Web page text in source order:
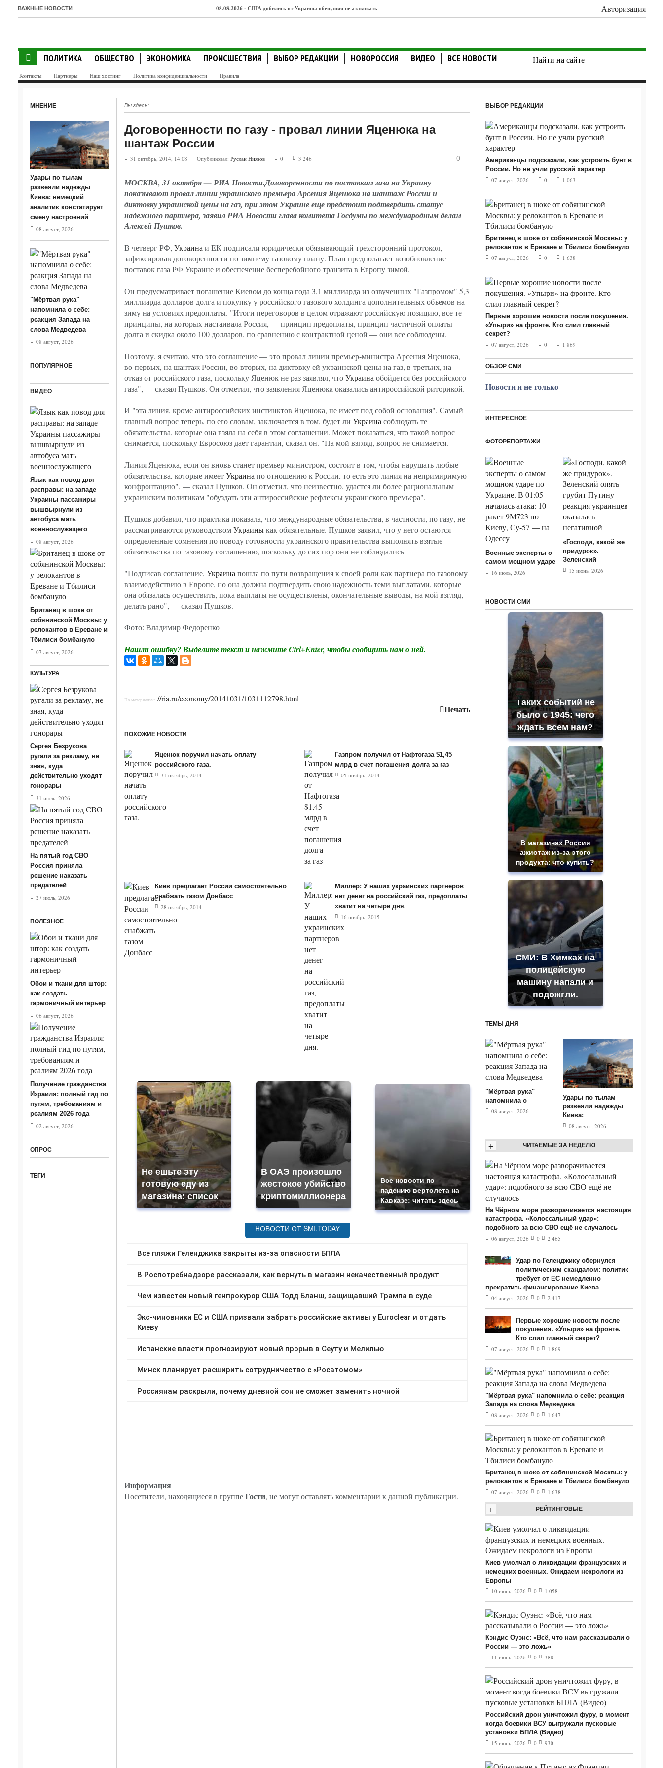
ВАЖНЫЕ НОВОСТИ 08.08.2026 - США добились от Украины обещания не атаковать
аналитик констатирует смену настроений
08.08.2026 - Тошнота как предвестник беды: врачи предупредили о
08.08.2026 - Пашинян предложил ЕАЭС «хороший шанс»
08.08.2026 - Переводы под колпаком: какие приложения на вашем
08.08.2026 - Язык как повод для расправы: на западе Украины
пассажиры вышвырнули из автобуса мать военнослужащего
08.08.2026 - "Мёртвая рука" напомнила о себе: реакция Запада на
слова Медведева
Авторизация
ПОЛИТИКА ОБЩЕСТВО ЭКОНОМИКА ПРОИСШЕСТВИЯ ВЫБОР РЕДАКЦИИ НОВОРОССИЯ ВИДЕО ВСЕ НОВОСТИ
Контакты Партнеры Наш хостинг Политика конфиденциальности Правила
Вы здесь:
Договоренности по газу - провал линии Яценюка на
шантаж России
31 октябрь, 2014, 14:08 Опубликовал: Руслан Ниязов 0 3 246 0
МОСКВА, 31 октября — РИА Новости.Договоренности по поставкам газа на Украину
показывают провал линии украинского премьера Арсения Яценюка на шантаж России и
диктовку украинской цены на газ, при этом Украине еще предстоит подтвердить статус
надежного партнера, заявил РИА Новости глава комитета Госдумы по международным делам
Алексей Пушков.
В четверг РФ, Украина и ЕК подписали юридически обязывающий трехсторонний протокол,
зафиксировав договоренности по зимнему газовому плану. План предполагает возобновление
поставок газа РФ Украине и обеспечение бесперебойного транзита в Европу зимой.
Он предусматривает погашение Киевом до конца года 3,1 миллиарда из озвученных "Газпромом" 5,3
миллиарда долларов долга и покупку у российского газового холдинга дополнительных объемов на
зиму на условиях предоплаты. "Итоги переговоров в целом отражают российскую позицию, все те
принципы, на которых настаивала Россия, — принцип предоплаты, принцип частичной оплаты
долга и скидка около 100 долларов, по сравнению с контрактной ценой — они все соблюдены.
Поэтому, я считаю, что это соглашение — это провал линии премьер-министра Арсения Яценюка,
во-первых, на шантаж России, во-вторых, на диктовку ей украинской цены на газ, в-третьих, на
отказ от российского газа, поскольку Яценюк не раз заявлял, чтоУкраина обойдется без российского
газа", — сказал Пушков. Он отметил, что заявления Яценюка оказались антироссийской риторикой.
И "эта линия, кроме антироссийских инстинктов Яценюка, не имеет под собой основания". Самый
главный вопрос теперь, по его словам, заключается в том, будет ли Украина соблюдать те
обязательства, которые она взяла на себя в этом соглашении. Может показаться, что такой вопрос
снимается, поскольку Евросоюз дает гарантии, сказал он. "На мой взгляд, вопрос не снимается.
Линия Яценюка, если он вновь станет премьер-министром, состоит в том, чтобы нарушать любые
обязательства, которые имеетУкраина по отношению к России, то есть это линия на непримиримую
конфронтацию", — сказал Пушков. Он отметил, что неизвестно, удастся ли более рациональным
украинским политикам "обуздать эти антироссийские рефлексы украинского премьера".
Пушков добавил, что практика показала, что международные обязательства, в частности, по газу, не
рассматриваются руководствомУкраиныкак обязательные. Пушков заявил, что у него остаются
определенные сомнения по поводу готовности украинского правительства выполнять взятые
обязательства по газовому соглашению, поскольку до сих пор они не соблюдались.
"Подписав соглашение, Украина пошла по пути возвращения к своей роли как партнера по газовому
взаимодействию в Европе, но она должна подтвердить свою надежность теми выплатами, которые
она обязалась осуществить, пока выплаты не осуществлены, окончательные выводы, на мой взгляд,
делать рано", — сказал Пушков.
Фото: Владимир Федоренко
Нашли ошибку? Выделите текст и нажмите Ctrl+Enter, чтобы сообщить нам о ней.
По материалам: //ria.ru/economy/20141031/1031112798.html
Печать
ПОХОЖИЕ НОВОСТИ
Яценюк поручил начать оплату
российского газа.
31 октябрь, 2014
Газпром получил от Нафтогаза $1,45
млрд в счет погашения долга за газ
05 ноябрь, 2014
Киев предлагает России самостоятельно
снабжать газом Донбасс
28 октябрь, 2014
Миллер: У наших украинских партнеров
нет денег на российский газ, предоплаты
хватит на четыре дня.
16 ноябрь, 2015
Не ешьте эту
готовую еду из
магазина: список
В ОАЭ произошло
жестокое убийство
криптомиллионера
Все новости по
падению вертолета на
Кавказе: читать здесь
Информация
Посетители, находящиеся в группеГости, не могут оставлять комментарии к данной публикации.
ВЫБОР РЕДАКЦИИ
Американцы подсказали, как устроить бунт в
России. Но не учли русский характер
07 август, 2026
0 1 063
Британец в шоке от собянинской Москвы: у
релокантов в Ереване и Тбилиси бомбануло
07 август, 2026
0 1 638
Первые хорошие новости после покушения.
«Упыри» на фронте. Кто слил главный
секрет?
07 август, 2026
0 1 869
ОБЗОР СМИ
Новости и не только
ИНТЕРЕСНОЕ
ФОТОРЕПОРТАЖИ
Военные эксперты о
самом мощном ударе
16 июль, 2026
«Господи, какой же
придурок».
Зеленский
15 июнь, 2026
НОВОСТИ СМИ
Таких событий не
было с 1945: чего
ждать всем нам?
В магазинах России
ажиотаж из-за этого
продукта: что купить?
СМИ: В Химках на
полицейскую
машину напали и
подожгли.
ТЕМЫ ДНЯ
"Мёртвая рука"
напомнила о
08 август, 2026
Удары по тылам
развеяли надежды
Киева:
08 август, 2026
ЧИТАЕМЫЕ ЗА НЕДЕЛЮ
+
На Чёрном море разворачивается настоящая
катастрофа. «Колоссальный удар»:
подобного за всю СВО ещё не случалось
06 август, 2026
0 2 465
Удар по Геленджику обернулся
политическим скандалом: политик
требует от ЕС немедленно
прекратить финансирование Киева
04 август, 2026
0 2 417
Первые хорошие новости после
покушения. «Упыри» на фронте.
Кто слил главный секрет?
07 август, 2026
0 1 869
"Мёртвая рука" напомнила о себе: реакция
Запада на слова Медведева
08 август, 2026
0 1 647
Британец в шоке от собянинской Москвы: у
релокантов в Ереване и Тбилиси бомбануло
07 август, 2026
0 1 638
РЕЙТИНГОВЫЕ
+
Киев умолчал о ликвидации французских и
немецких военных. Ожидаем некрологи из
Европы
10 июнь, 2026
0 1 058
Кэндис Оуэнс: «Всё, что нам рассказывали о
России — это ложь»
11 июнь, 2026
0 388
Российский дрон уничтожил фуру, в момент
когда боевики ВСУ выгружали пусковые
установки БПЛА (Видео)
15 июнь, 2026
0 930
МНЕНИЕ
Удары по тылам
развеяли надежды
Киева: немецкий
аналитик констатирует
смену настроений
08 август, 2026
"Мёртвая рука"
напомнила о себе:
реакция Запада на
слова Медведева
08 август, 2026
ПОПУЛЯРНОЕ
ВИДЕО
Язык как повод для
расправы: на западе
Украины пассажиры
вышвырнули из
автобуса мать
военнослужащего
08 август, 2026
Британец в шоке от
собянинской Москвы: у
релокантов в Ереване и
Тбилиси бомбануло
07 август, 2026
КУЛЬТУРА
Сергея Безрукова
ругали за рекламу, не
зная, куда
действительно уходят
гонорары
31 июль, 2026
На пятый год СВО
Россия приняла
решение наказать
предателей
27 июль, 2026
ПОЛЕЗНОЕ
Обои и ткани для штор:
как создать
гармоничный интерьер
06 август, 2026
Получение гражданства
Израиля: полный гид по
путям, требованиям и
реалиям 2026 года
02 август, 2026
ОПРОС
ТЕГИ